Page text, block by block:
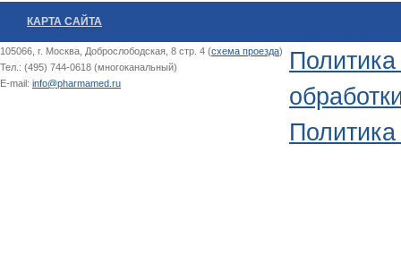
КАРТА САЙТА
105066, г. Москва, Доброслободская, 8 стр. 4 (схема проезда)
Тел.: (495) 744-0618 (многоканальный)
E-mail: info@pharmamed.ru